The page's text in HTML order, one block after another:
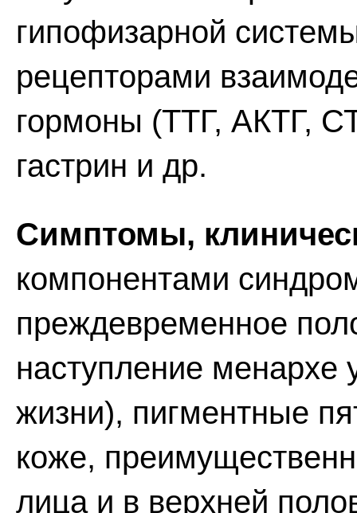
гипофизарной
рецепторами
гормоны (ТТГ, АКТГ,
гастрин и др.
Симптомы,
компонентами
преждевременное
наступление
жизни), пигментные
коже,
лица и в верхней